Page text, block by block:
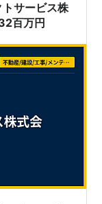
サービス株
百万円